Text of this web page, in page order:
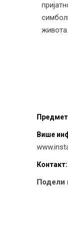
живота.
Више
Контакт:
Подели